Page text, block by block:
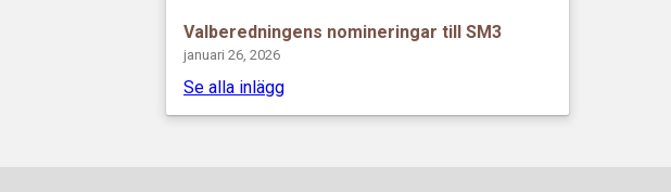
Valberedningens nomineringar till SM3
januari 26, 2026
Se alla inlägg